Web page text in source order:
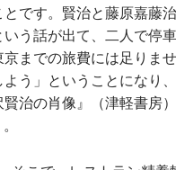
とです。賢治と藤原嘉藤
いう話が出て、二人で停
京までの旅費には足りま
よう」ということになり
賢治の肖像』（津軽書房